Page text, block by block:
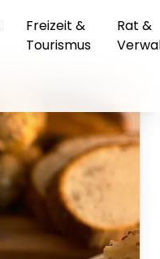
Freizeit &
Tourismus
Rat &